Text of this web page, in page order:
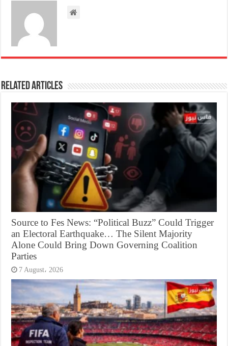
Related Articles
Source to Fes News: “Political Buzz” Could Trigger
an Electoral Earthquake… The Silent Majority
Alone Could Bring Down Governing Coalition
Parties
7 August، 2026